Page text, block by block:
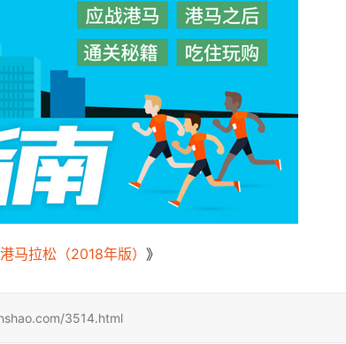
马拉松（2018年版） 》
3514.html